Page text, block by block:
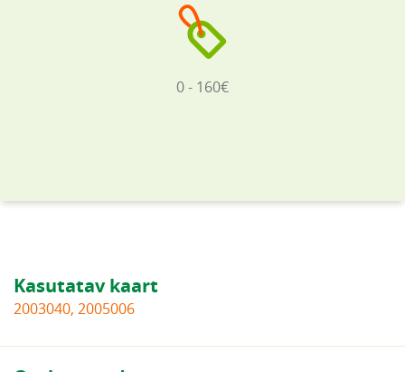
0 - 160€
Kasutatav kaart
2003040, 2005006